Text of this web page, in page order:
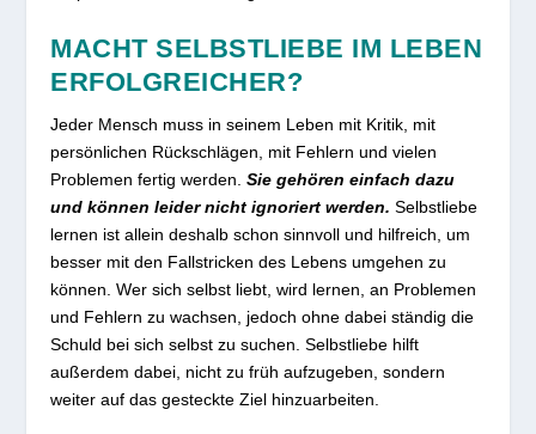
MACHT SELBSTLIEBE IM LEBEN
ERFOLGREICHER?
Jeder Mensch muss in seinem Leben mit Kritik, mit
persönlichen Rückschlägen, mit Fehlern und vielen
Problemen fertig werden.Sie gehören einfach dazu
und können leider nicht ignoriert werden.Selbstliebe
lernen ist allein deshalb schon sinnvoll und hilfreich, um
besser mit den Fallstricken des Lebens umgehen zu
können. Wer sich selbst liebt, wird lernen, an Problemen
und Fehlern zu wachsen, jedoch ohne dabei ständig die
Schuld bei sich selbst zu suchen. Selbstliebe hilft
außerdem dabei, nicht zu früh aufzugeben, sondern
weiter auf das gesteckte Ziel hinzuarbeiten.